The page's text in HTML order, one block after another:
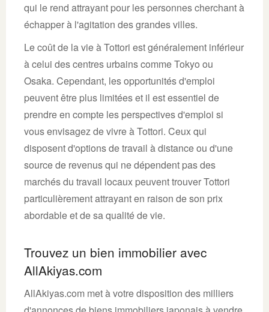
qui le rend attrayant pour les personnes cherchant à
échapper à l'agitation des grandes villes.
Le coût de la vie à Tottori est généralement inférieur
à celui des centres urbains comme Tokyo ou
Osaka. Cependant, les opportunités d'emploi
peuvent être plus limitées et il est essentiel de
prendre en compte les perspectives d'emploi si
vous envisagez de vivre à Tottori. Ceux qui
disposent d'options de travail à distance ou d'une
source de revenus qui ne dépendent pas des
marchés du travail locaux peuvent trouver Tottori
particulièrement attrayant en raison de son prix
abordable et de sa qualité de vie.
Trouvez un bien immobilier avec
AllAkiyas.com
AllAkiyas.com met à votre disposition des milliers